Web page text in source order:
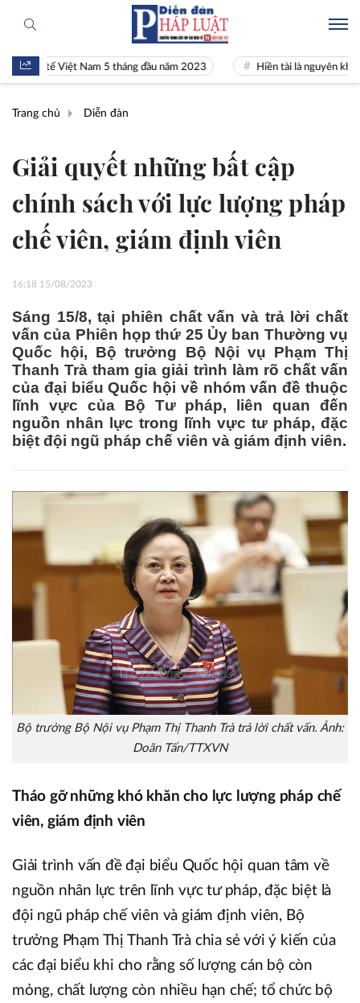
tế Việt Nam 5 tháng đầu năm 2023 Hiền tài là nguyên khí Quốc gia
Trang chủ Diễn đàn
Giải quyết những bất cập
chính sách với lực lượng pháp
chế viên, giám định viên
16:18 15/08/2023
Sáng 15/8, tại phiên chất vấn và trả lời chất
vấn của Phiên họp thứ 25 Ủy ban Thường vụ
Quốc hội, Bộ trưởng Bộ Nội vụ Phạm Thị
Thanh Trà tham gia giải trình làm rõ chất vấn
của đại biểu Quốc hội về nhóm vấn đề thuộc
lĩnh vực của Bộ Tư pháp, liên quan đến
nguồn nhân lực trong lĩnh vực tư pháp, đặc
biệt đội ngũ pháp chế viên và giám định viên.
Bộ trưởng Bộ Nội vụ Phạm Thị Thanh Trà trả lời chất vấn. Ảnh:
Doãn Tấn/TTXVN
Tháo gỡ những khó khăn cho lực lượng pháp chế
viên, giám định viên
Giải trình vấn đề đại biểu Quốc hội quan tâm về
nguồn nhân lực trên lĩnh vực tư pháp, đặc biệt là
đội ngũ pháp chế viên và giám định viên, Bộ
trưởng Phạm Thị Thanh Trà chia sẻ với ý kiến của
các đại biểu khi cho rằng số lượng cán bộ còn
mỏng, chất lượng còn nhiều hạn chế; tổ chức bộ